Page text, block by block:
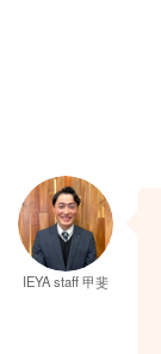
IEYA staff 甲斐